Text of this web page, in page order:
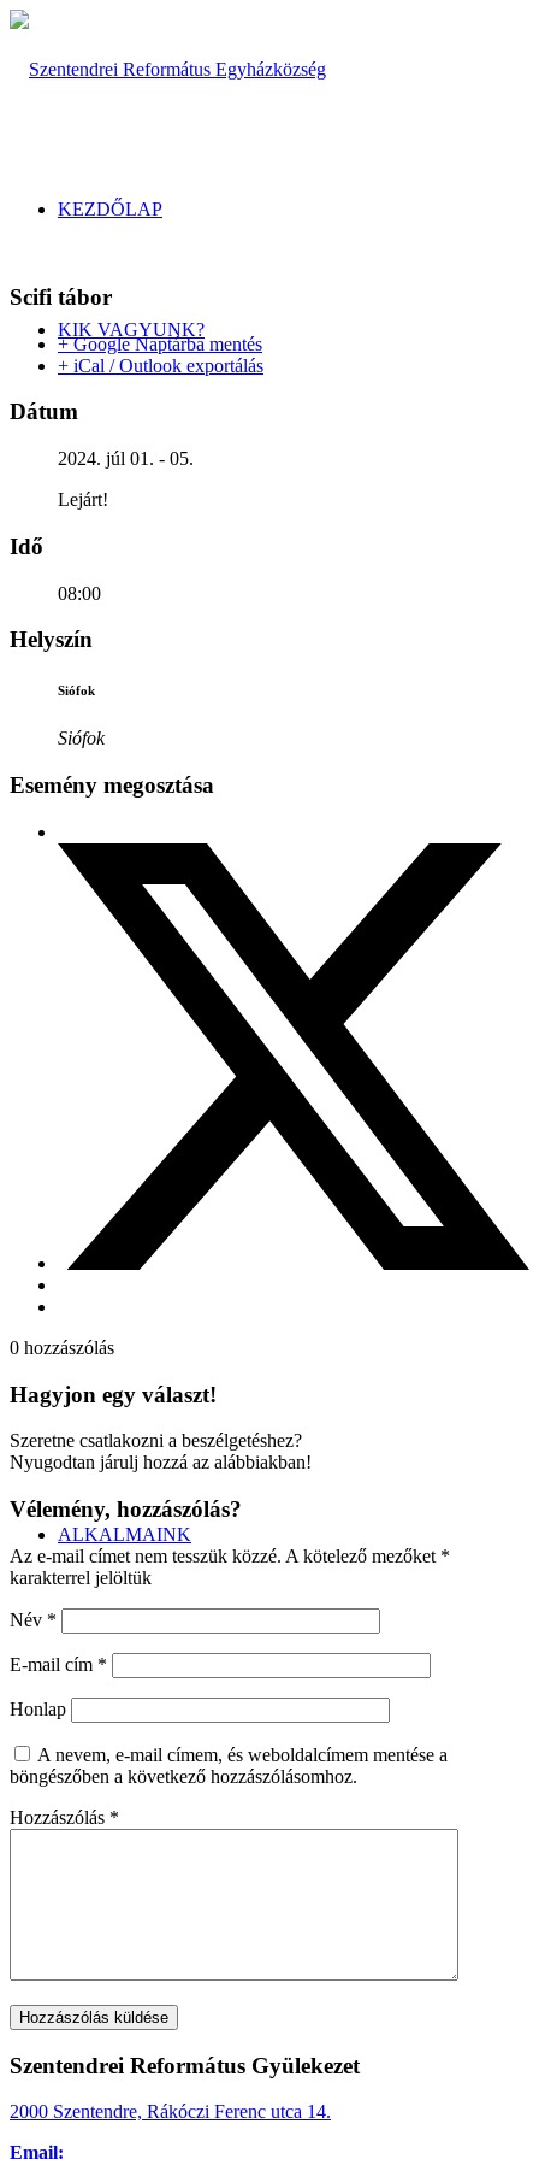
KEZDŐLAP
KIK VAGYUNK?
ALKALMAINK
Scifi tábor
+ Google Naptárba mentés
+ iCal / Outlook exportálás
Dátum
2024. júl 01. - 05.
Lejárt!
Idő
08:00
Helyszín
Siófok
Siófok
Esemény megosztása
0 hozzászólás
Hagyjon egy választ!
Szeretne csatlakozni a beszélgetéshez?
Nyugodtan járulj hozzá az alábbiakban!
Vélemény, hozzászólás?
Az e-mail címet nem tesszük közzé. A kötelező mezőket *
karakterrel jelöltük
Név *
E-mail cím *
Honlap
A nevem, e-mail címem, és weboldalcímem mentése a
böngészőben a következő hozzászólásomhoz.
Hozzászólás *
Szentendrei Református Gyülekezet
2000 Szentendre, Rákóczi Ferenc utca 14.
Email: